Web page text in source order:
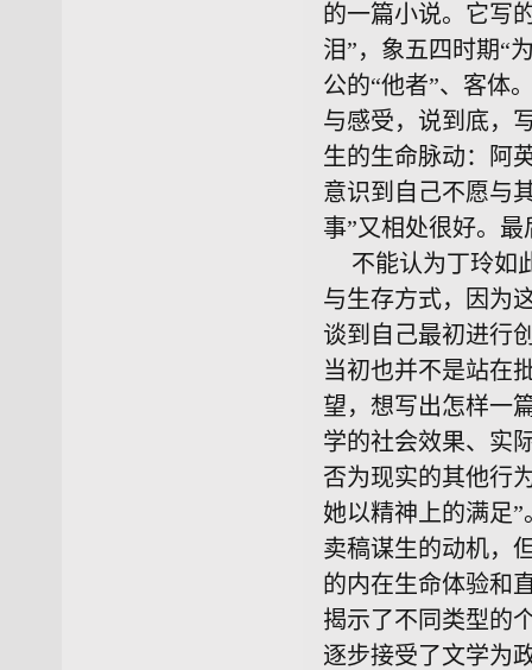
的一篇小说。它写
泪”，象五四时期“
公的“他者”、客体
与感受，说到底，
生的生命脉动：阿
意识到自己不愿与
事”又相处很好。
不能认为丁玲如
与生存方式，因为
谈到自己最初进行
当初也并不是站在
望，想写出怎样一
学的社会效果、实
否为现实的其他行
她以精神上的满足
卖稿谋生的动机，
的内在生命体验和
揭示了不同类型的
逐步接受了文学为